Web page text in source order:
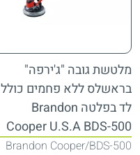
מלטשת גובה "ג'ירפה"
בראשלס ללא פחמים כולל
לד בפלטה Brandon
Cooper U.S.A BDS-500
BDS-500
Brandon Cooper